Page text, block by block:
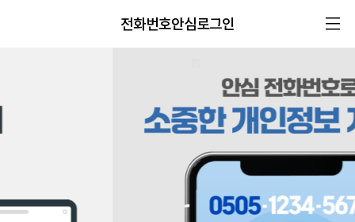
전화번호안심로그인